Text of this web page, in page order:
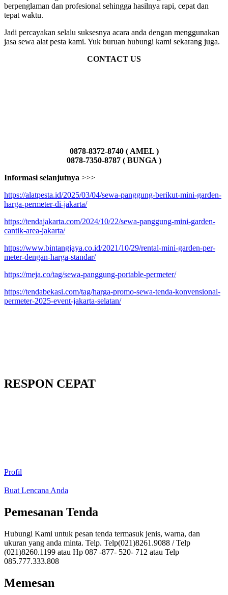
berpenglaman dan profesional sehingga hasilnya rapi, cepat dan
tepat waktu.
Jadi percayakan selalu suksesnya acara anda dengan menggunakan
jasa sewa alat pesta kami. Yuk buruan hubungi kami sekarang juga.
CONTACT US
0878-8372-8740 ( AMEL )
0878-7350-8787 ( BUNGA )
Informasi selanjutnya >>>
https://alatpesta.id/2025/03/04/sewa-panggung-berikut-mini-garden-
harga-permeter-di-jakarta/
https://tendajakarta.com/2024/10/22/sewa-panggung-mini-garden-
cantik-area-jakarta/
https://www.bintangjaya.co.id/2021/10/29/rental-mini-garden-per-
meter-dengan-harga-standar/
https://meja.co/tag/sewa-panggung-portable-permeter/
https://tendabekasi.com/tag/harga-promo-sewa-tenda-konvensional-
permeter-2025-event-jakarta-selatan/
RESPON CEPAT
Profil
Buat Lencana Anda
Pemesanan Tenda
Hubungi Kami untuk pesan tenda termasuk jenis, warna, dan
ukuran yang anda minta. Telp. Telp(021)8261.9088 / Telp
(021)8260.1199 atau Hp 087 -877- 520- 712 atau Telp
085.777.333.808
Memesan